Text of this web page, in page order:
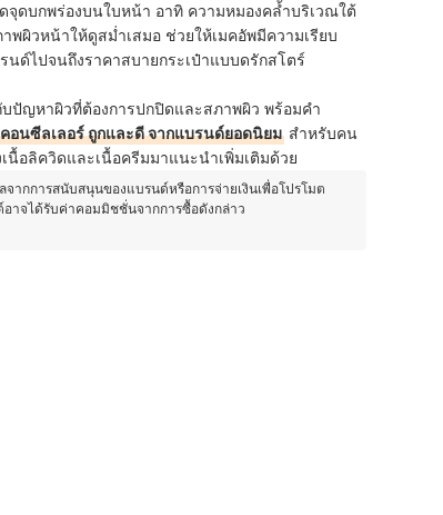
ดบกพร่องบนใบหน้า อาทิ ความหมองคล้ำบริเวณใต้
พผิวหน้าให้ดูสม่ำเสมอ ช่วยให้เมคอัพมีความเรียบ
ด์ไปจนถึงราคาสบายกระเป๋าแบบดรักสโตร์
บปัญหาผิวที่ต้องการปกปิดและสภาพผิว พร้อมคำ
อนซีลเลอร์ ถูกและดี จากแบรนด์ยอดนิยม สำหรับคน
เนื้อลิควิดและเนื้อครีมมาแนะนำเพิ่มเติมด้วย
ากการสนับสนุนของแบรนด์หรือการจ่ายเงินเพื่อโปรโมต
าจได้รับค่าคอมมิชชั่นจากการซื้อดังกล่าว